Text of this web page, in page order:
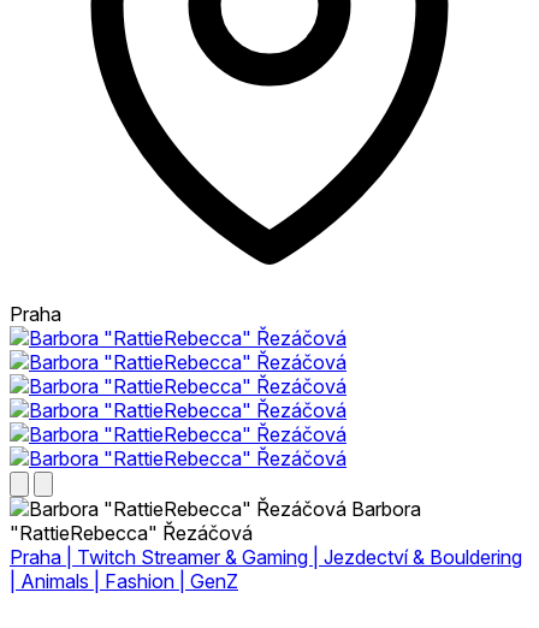
Praha
Barbora
"RattieRebecca" Řezáčová
Praha | Twitch Streamer & Gaming | Jezdectví & Bouldering
| Animals | Fashion | GenZ